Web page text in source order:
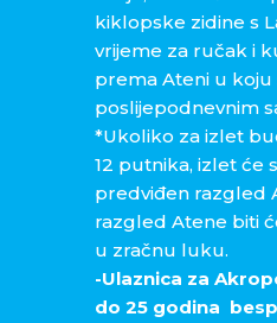
kiklopske zidine s
vrijeme za ručak i
prema Ateni u
poslijepodnevnim
*Ukoliko za izlet
12 putnika, izlet će
predviđen razgled
razgled Atene biti
u zračnu luku.
-Ulaznica za
do 25 godina